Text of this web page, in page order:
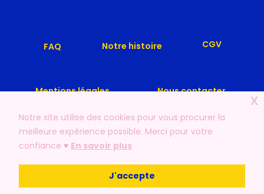
FAQ Notre histoire CGV
Mentions légales Nous contacter
© 2019 – 2026 | LFLF – Les Filles, Les Fleurs. Tout droits
réservés.
Notre site utilise des cookies pour vous procurer la
meilleure expérience possible. Merci pour votre
confiance ♥️ En savoir plus
J'accepte
x